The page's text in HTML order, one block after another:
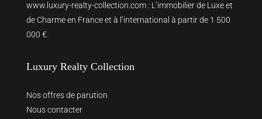
www.luxury-realty-collection.com : L’immobilier de Luxe et
de Charme en France et à l’international à partir de 1 500
000 €.
Luxury Realty Collection
Nos offres de parution
Nous contacter